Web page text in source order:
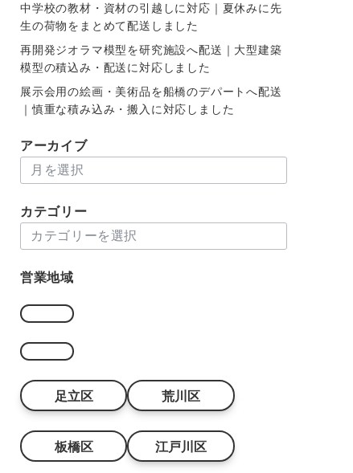
中学校の教材・資材の引越しに対応｜夏休みに先
生の荷物をまとめて配送しました
再開発ジオラマ模型を研究施設へ配送｜大型建築
模型の積込み・配送に対応しました
展示会用の絵画・美術品を船橋のデパートへ配送
｜慎重な積み込み・搬入に対応しました
アーカイブ
ー
イ
カテゴリー
テ
リ
営業地域
足立区 荒川区
板橋区 江戸川区